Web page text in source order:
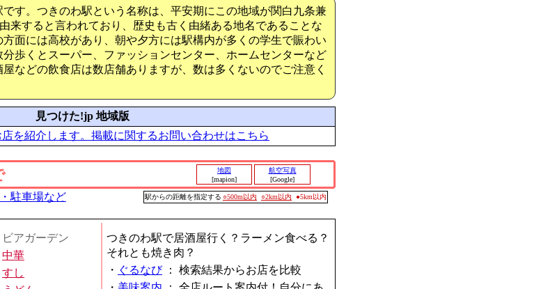
す。つきのわ駅という名称は、平安期にこの地域が関白九条兼
来すると言われており、歴史も古く由緒ある地名であることな
面には高校があり、朝や夕方には駅構内が多くの学生で賑わい
歩くとスーパー、ファッションセンター、ホームセンターなど
などの飲食店は数店舗ありますが、数は多くないのでご注意く
見つけた!jp 地域版
を紹介します。掲載に関するお問い合わせはこちら
地図
[mapion]
航空写真
[Google]
駐車場など 駅からの距離を指定する ○500m以内 ○2km以内 ●5km以内
ビアガーデン
中華
すし
つきのわ駅で居酒屋行く？ラーメン食べる？
それとも焼き肉？
・ ぐるなび： 検索結果からお店を比較